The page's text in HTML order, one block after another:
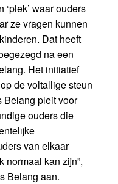
waar ouders
ze vragen kunnen
Dat heeft
na een
Het initiatief
de voltallige steun
Belang pleit voor
ouders die
van elkaar
normaal kan zijn”,
Belang aan.